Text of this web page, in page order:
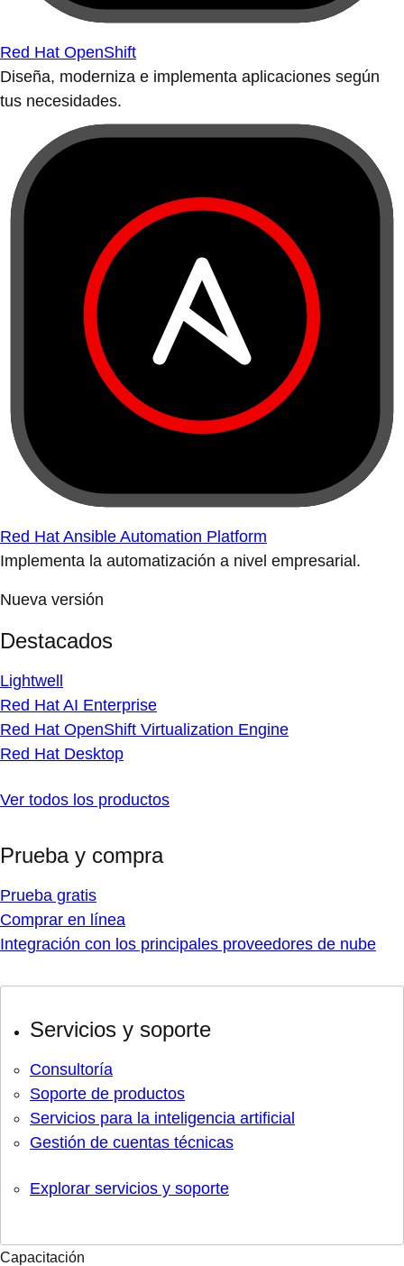
Red Hat OpenShift
Diseña, moderniza e implementa aplicaciones según
tus necesidades.
Red Hat Ansible Automation Platform
Implementa la automatización a nivel empresarial.
Nueva versión
Destacados
Lightwell
Red Hat AI Enterprise
Red Hat OpenShift Virtualization Engine
Red Hat Desktop
Ver todos los productos
Prueba y compra
Prueba gratis
Comprar en línea
Integración con los principales proveedores de nube
Servicios y soporte
Consultoría
Soporte de productos
Servicios para la inteligencia artificial
Gestión de cuentas técnicas
Explorar servicios y soporte
Capacitación